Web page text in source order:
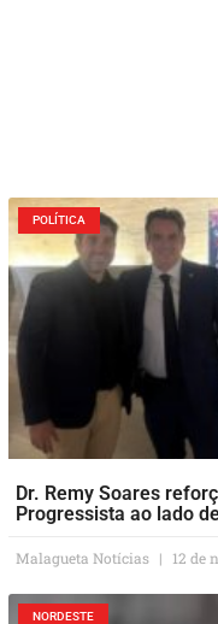
POLÍTICA
Dr. Remy Soares
Progressista ao lado
Malagueta Notícias 12 de
NORDESTE